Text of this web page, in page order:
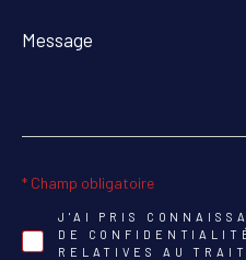
Message
*
J'AI PRIS
DE
RELATIVES AU
* Champ obligatoire